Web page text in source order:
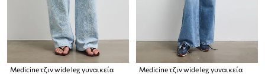
Medicine τζιν wide leg γυναικεία Medicine τζιν wide leg γυναικεία